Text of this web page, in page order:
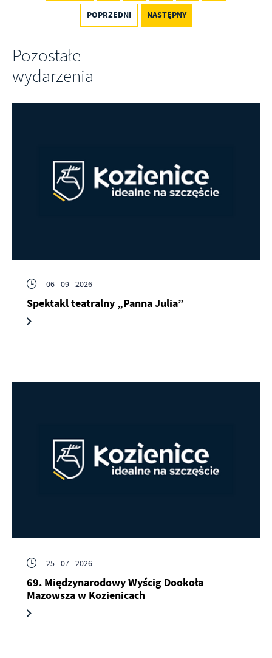
POPRZEDNI NASTĘPNY
Pozostałe
wydarzenia
06 - 09 - 2026
Spektakl teatralny „Panna Julia”
25 - 07 - 2026
69. Międzynarodowy Wyścig Dookoła
Mazowsza w Kozienicach
Firmy te działają w charakterze pośredników prezentujących nasze
treści w postaci wiadomości, ofert, komunikatów mediów
społecznościowych.